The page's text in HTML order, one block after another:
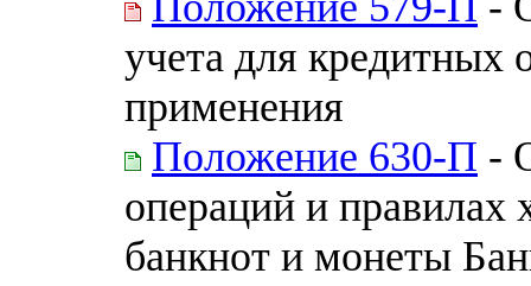
учета для кредитных
применения
Положение 630-П -
операций и правилах
банкнот и монеты